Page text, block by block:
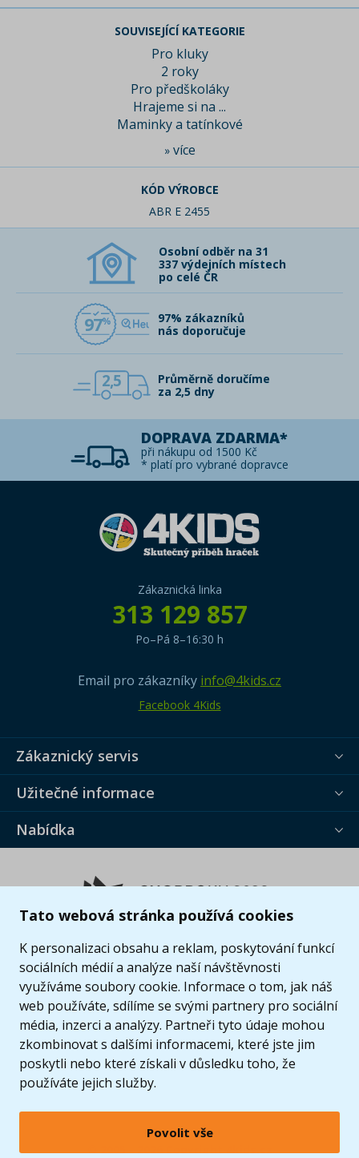
Tato webová stránka používá cookies
K personalizaci obsahu a reklam, poskytování funkcí
sociálních médií a analýze naší návštěvnosti
využíváme soubory cookie. Informace o tom, jak náš
web používáte, sdílíme se svými partnery pro sociální
média, inzerci a analýzy. Partneři tyto údaje mohou
zkombinovat s dalšími informacemi, které jste jim
poskytli nebo které získali v důsledku toho, že
používáte jejich služby.
Povolit vše
SOUVISEJÍCÍ KATEGORIE
Pro kluky
2 roky
Pro předškoláky
Hrajeme si na ...
Maminky a tatínkové
» více
KÓD VÝROBCE
ABR E 2455
Osobní odběr na 31
337 výdejních místech
po celé ČR
97
97% zákazníků
nás doporučuje
2,5
Průměrně doručíme
za 2,5 dny
DOPRAVA ZDARMA*
při nákupu od 1500 Kč
* platí pro vybrané dopravce
Zákaznická linka
313 129 857
Po–Pá 8–16:30 h
Email pro zákazníky info@4kids.cz
Facebook 4Kids
Zákaznický servis
Užitečné informace
Nabídka
© 2005 - 2026 Copyright 4kids.cz